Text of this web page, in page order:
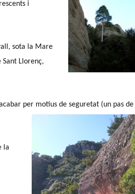
i
sota la Mare
Llorenç,
per motius de seguretat (un pas de
la